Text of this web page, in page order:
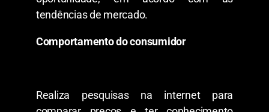
tendências de mercado.
Comportamento do consumidor
Realiza pesquisas na internet para